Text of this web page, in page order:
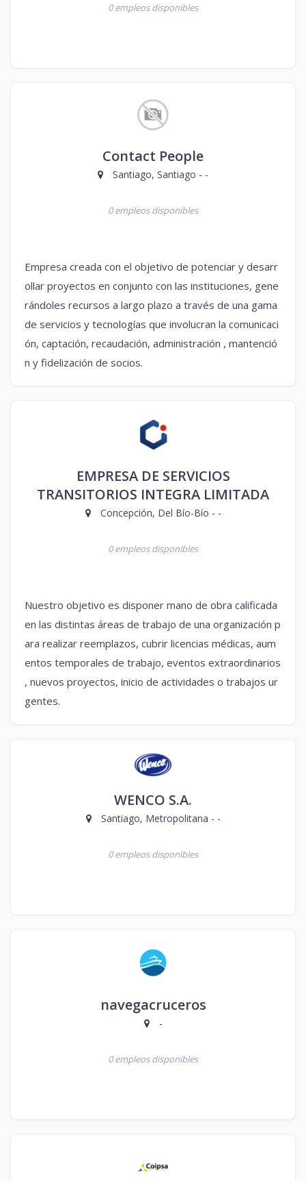
0 empleos disponibles
Contact People
Santiago, Santiago - -
0 empleos disponibles
Empresa creada con el objetivo de potenciar y desarr
ollar proyectos en conjunto con las instituciones, gene
rándoles recursos a largo plazo a través de una gama
de servicios y tecnologías que involucran la comunicaci
ón, captación, recaudación, administración , mantenció
n y fidelización de socios.
EMPRESA DE SERVICIOS
TRANSITORIOS INTEGRA LIMITADA
Concepción, Del Bío-Bío - -
0 empleos disponibles
Nuestro objetivo es disponer mano de obra calificada
en las distintas áreas de trabajo de una organización p
ara realizar reemplazos, cubrir licencias médicas, aum
entos temporales de trabajo, eventos extraordinarios
, nuevos proyectos, inicio de actividades o trabajos ur
gentes.
WENCO S.A.
Santiago, Metropolitana - -
0 empleos disponibles
navegacruceros
-
0 empleos disponibles